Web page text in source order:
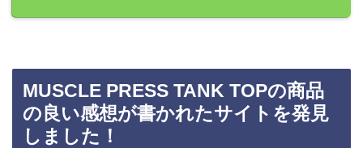
MUSCLE PRESS TANK TOPの商品
の良い感想が書かれたサイトを発見
しました！